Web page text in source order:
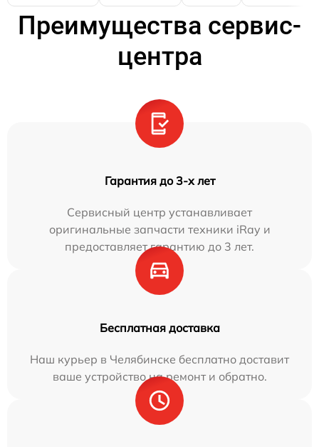
Преимущества сервис-
центра
Гарантия до 3-х лет
Сервисный центр устанавливает
оригинальные запчасти техники iRay и
предоставляет гарантию до 3 лет.
Бесплатная доставка
Наш курьер в Челябинске бесплатно доставит
ваше устройство на ремонт и обратно.